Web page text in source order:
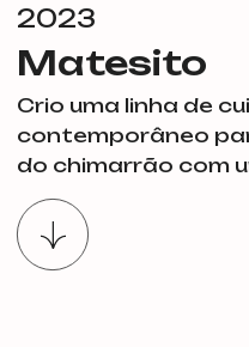
2023
Matesito
Crio uma linha de
contemporâneo
do chimarrão com